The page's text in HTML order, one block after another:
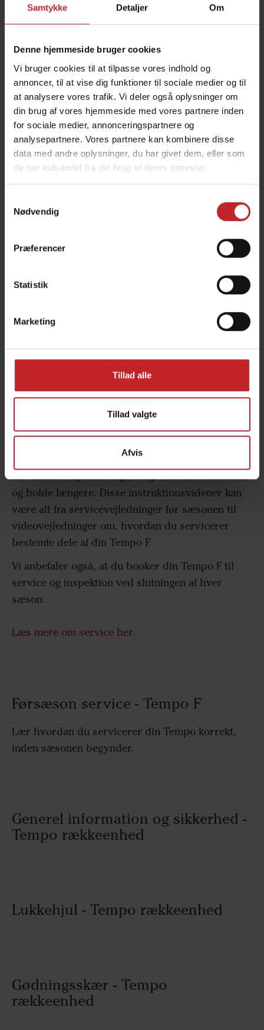
Samtykke Detaljer Om
Denne hjemmeside bruger cookies
Vi bruger cookies til at tilpasse vores indhold og
annoncer, til at vise dig funktioner til sociale medier og til
at analysere vores trafik. Vi deler også oplysninger om
din brug af vores hjemmeside med vores partnere inden
for sociale medier, annonceringspartnere og
analysepartnere. Vores partnere kan kombinere disse
data med andre oplysninger, du har givet dem, eller som
de har indsamlet fra din brug af deres tjenester.
Nødvendig
Præferencer
Statistik
Marketing
Tillad alle
Tillad valgte
Afvis
Præmærket
med den præmærket såskive.
Indstilling af ISOBUS Task Control
Se vores QuickStart videoer om hvordan du
indstiller ISOBUS Task Control til din Tempo.
Service videoguides til
Väderstad Tempo F i topform. En maskine, der
serviceres regelmæssigt, vil give bedre resultater
og holde længere. Disse instruktionsvideoer kan
være alt fra servicevejledninger før sæsonen til
videovejledninger om, hvordan du servicerer
bestemte dele af din Tempo F.
Vi anbefaler også, at du booker din Tempo F til
service og inspektion ved slutningen af hver
sæson.
Læs mere om service her.
Førsæson service - Tempo F
Lær hvordan du servicerer din Tempo korrekt,
inden sæsonen begynder.
Generel information og sikkerhed -
Tempo rækkeenhed
Lukkehjul - Tempo rækkeenhed
Gødningsskær - Tempo
rækkeenhed